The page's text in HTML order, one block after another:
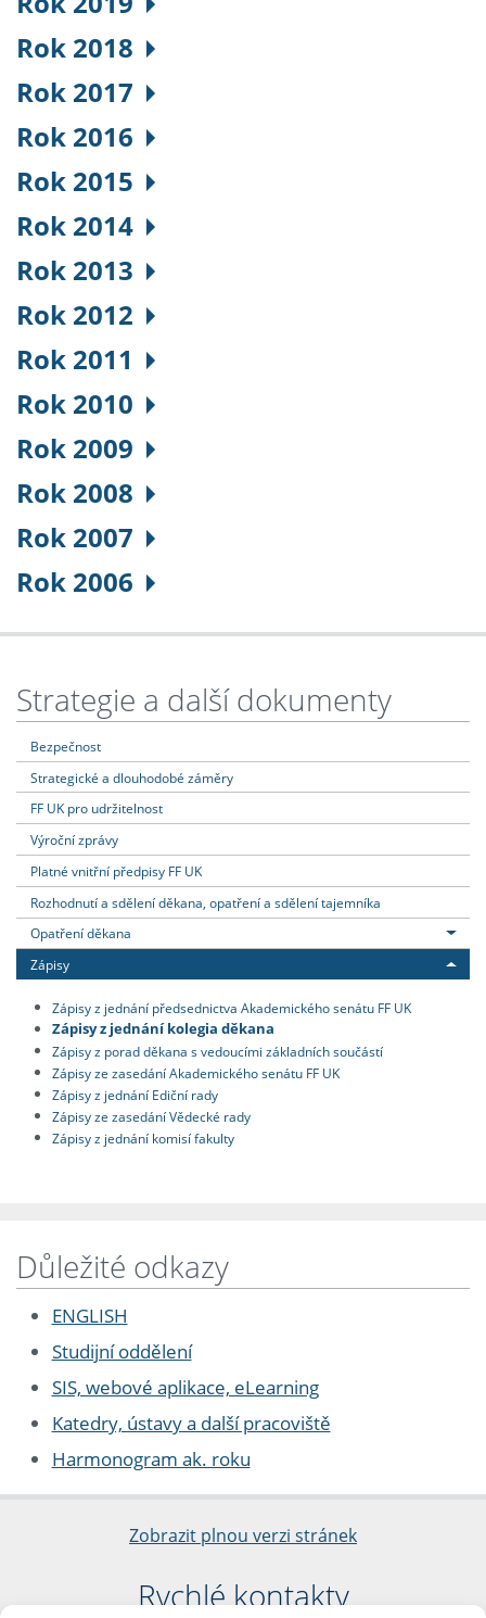
Rok 2018
Rok 2017
Rok 2016
Rok 2015
Rok 2014
Rok 2013
Rok 2012
Rok 2011
Rok 2010
Rok 2009
Rok 2008
Rok 2007
Rok 2006
Strategie a další dokumenty
Bezpečnost
Strategické a dlouhodobé záměry
FF UK pro udržitelnost
Výroční zprávy
Platné vnitřní předpisy FF UK
Rozhodnutí a sdělení děkana, opatření a sdělení tajemníka
Opatření děkana
Zápisy
Zápisy z jednání předsednictva Akademického senátu FF UK
Zápisy z jednání kolegia děkana
Zápisy z porad děkana s vedoucími základních součástí
Zápisy ze zasedání Akademického senátu FF UK
Zápisy z jednání Ediční rady
Zápisy ze zasedání Vědecké rady
Zápisy z jednání komisí fakulty
Důležité odkazy
ENGLISH
Studijní oddělení
SIS, webové aplikace, eLearning
Katedry, ústavy a další pracoviště
Harmonogram ak. roku
Zobrazit plnou verzi stránek
Rychlé kontakty